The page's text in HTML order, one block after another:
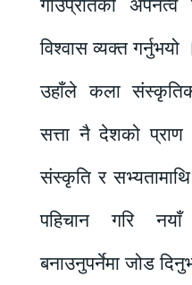
गाउँप्रतिको अपनत्व
विश्वास व्यक्त गर्नुभयो
उहाँले कला
सत्ता नै देशको
संस्कृति र
पहिचान गरि नयाँ
बनाउनुपर्नेमा जोड